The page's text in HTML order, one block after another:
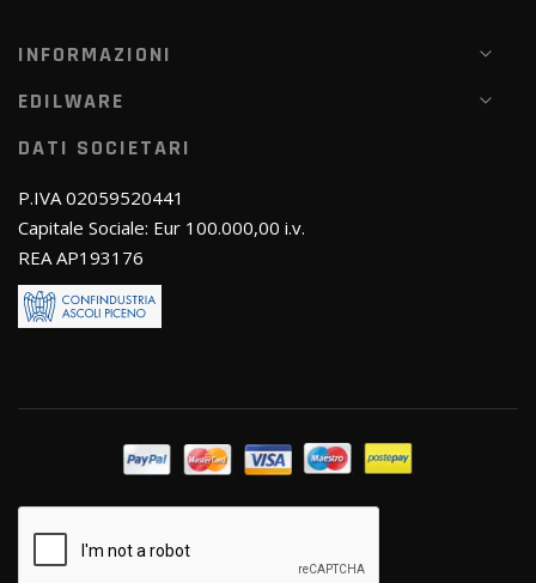
INFORMAZIONI
EDILWARE
DATI SOCIETARI
P.IVA 02059520441
Capitale Sociale: Eur 100.000,00 i.v.
REA AP193176